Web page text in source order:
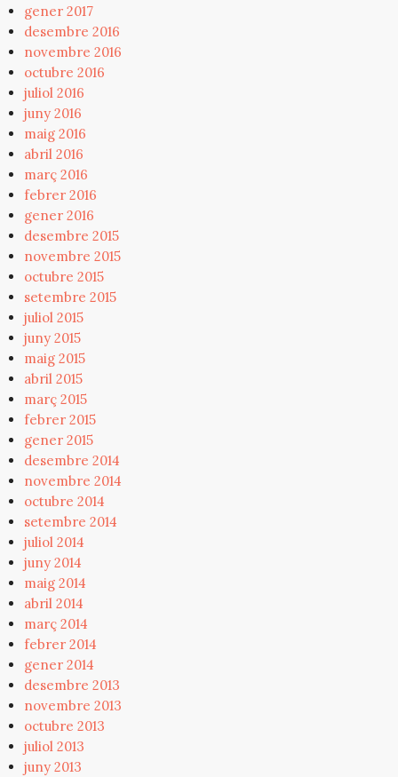
gener 2017
desembre 2016
novembre 2016
octubre 2016
juliol 2016
juny 2016
maig 2016
abril 2016
març 2016
febrer 2016
gener 2016
desembre 2015
novembre 2015
octubre 2015
setembre 2015
juliol 2015
juny 2015
maig 2015
abril 2015
març 2015
febrer 2015
gener 2015
desembre 2014
novembre 2014
octubre 2014
setembre 2014
juliol 2014
juny 2014
maig 2014
abril 2014
març 2014
febrer 2014
gener 2014
desembre 2013
novembre 2013
octubre 2013
juliol 2013
juny 2013